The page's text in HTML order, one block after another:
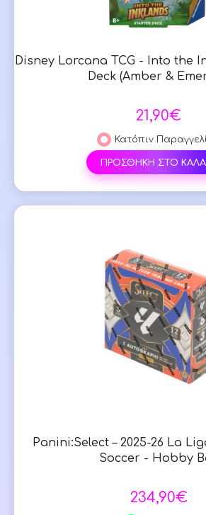
Disney Lorcana TCG - Into the
Deck (Amber &
21,90€
Κατόπιν
ΠΡΟΣΘΗΚΗ ΣΤΟ
Panini:Select – 2025-26 La
Soccer - Hobby
234,90€